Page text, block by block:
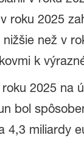
2025
než v
k
2025 na
bol
4,3 miliardy